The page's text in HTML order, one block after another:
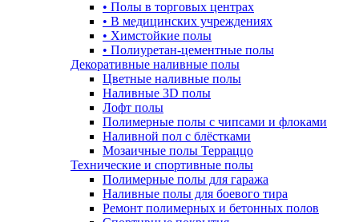
• Полы в торговых центрах
• В медицинских учреждениях
• Химстойкие полы
• Полиуретан-цементные полы
Декоративные наливные полы
Цветные наливные полы
Наливные 3D полы
Лофт полы
Полимерные полы с чипсами и флоками
Наливной пол с блёстками
Мозаичные полы Терраццо
Технические и спортивные полы
Полимерные полы для гаража
Наливные полы для боевого тира
Ремонт полимерных и бетонных полов